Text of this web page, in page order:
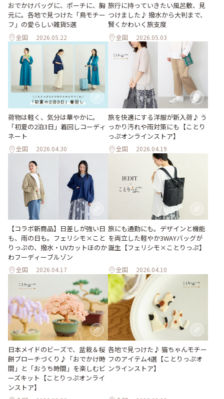
おでかけバッグに、ポーチに、胸
元に。各地で見つけた「鳥モチー
フ」の愛らしい雑貨5選
全国 2026.05.22
旅行に持っていきたい風呂敷、見
つけました♪ 撥水から大判まで、
賢くかわいく旅支度
全国 2026.05.03
荷物は軽く、気分は華やかに。
「初夏の2泊3日」着回しコーディ
ネート
全国 2026.04.30
旅を快適にする洋服が新入荷♪ う
っかり汚れや雨対策にも【ことり
っぷオンラインストア】
全国 2026.04.19
【コラボ新商品】日差しが強い日
も、雨の日も。フェリシモ×こと
りっぷの、撥水・UVカットほのか
わフーディーブルゾン
全国 2026.04.17
旅にも通勤にも。デザインと機能
を両立した軽やか3WAYバッグが
誕生【フェリシモ×ことりっぷ】
全国 2026.04.10
日本メイドのビーズで、盆栽＆桜
餅ブローチづくり♪「おでかけ時
間」と「おうち時間」を楽しむビ
ーズキット【ことりっぷオンライ
ンストア】
各地で見つけた♪ 猫ちゃんモチー
フのアイテム4選【ことりっぷオ
ンラインストア】